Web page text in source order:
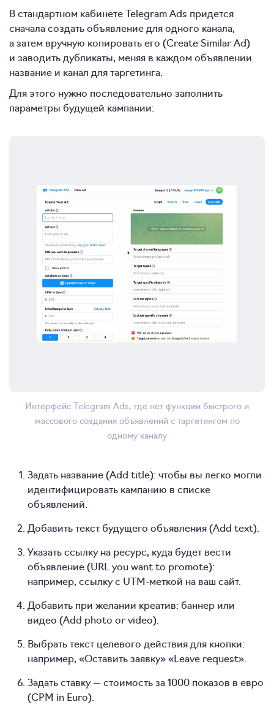
В стандартном кабинете Telegram Ads придется
сначала создать объявление для одного канала,
а затем вручную копировать его (Create Similar Ad)
и заводить дубликаты, меняя в каждом объявлении
название и канал для таргетинга.
Для этого нужно последовательно заполнить
параметры будущей кампании:
Интерфейс Telegram Ads, где нет функции быстрого и
массового создания объявлений с таргетингом по
одному каналу
Задать название (Add title): чтобы вы легко могли
идентифицировать кампанию в списке
объявлений.
Добавить текст будущего объявления (Add text).
Указать ссылку на ресурс, куда будет вести
объявление (URL you want to promote):
например, ссылку с UTM-меткой на ваш сайт.
Добавить при желании креатив: баннер или
видео (Add photo or video).
Выбрать текст целевого действия для кнопки:
например, «Оставить заявку» «Leave request».
Задать ставку — стоимость за 1000 показов в евро
(CPM in Euro).